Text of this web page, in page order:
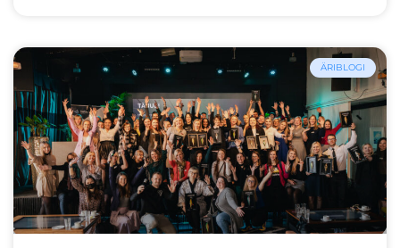
ÄRIBLOGI